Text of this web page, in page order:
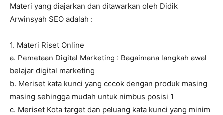
Materi yang diajarkan dan ditawarkan oleh Didik
Arwinsyah SEO adalah :
1. Materi Riset Online
a. Pemetaan Digital Marketing : Bagaimana langkah awal
belajar digital marketing
b. Meriset kata kunci yang cocok dengan produk masing
masing sehingga mudah untuk nimbus posisi 1
c. Meriset Kota target dan peluang kata kunci yang minim